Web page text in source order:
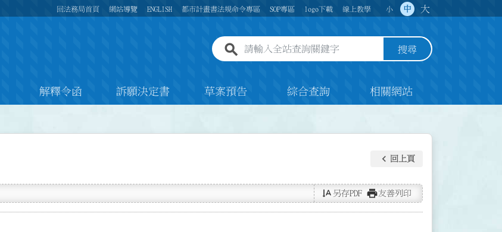
回法務局首頁 網站導覽 ENGLISH 都市計畫書法規命令專區 SOP專區 logo下載 線上教學 小 中 大
全站查詢關鍵字欄位 搜尋
解釋令函 訴願決定書 草案預告 綜合查詢 相關網站
keyboard_arrow_left 回上頁
text_rotate_vertical 另存PDF print友善列印